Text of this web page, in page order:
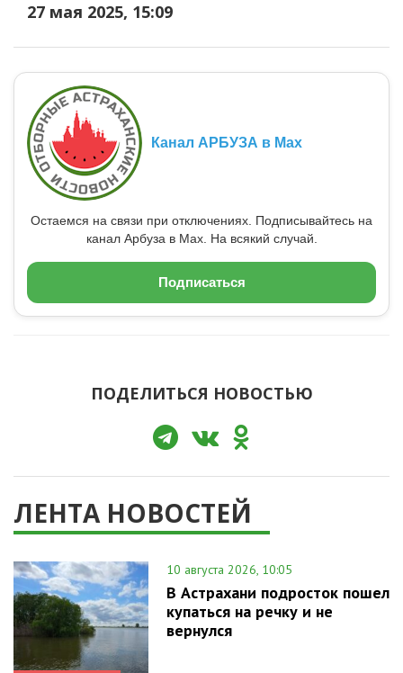
27 мая 2025, 15:09
Канал АРБУЗА в Max
Остаемся на связи при отключениях. Подписывайтесь на
канал Арбуза в Max. На всякий случай.
Подписаться
ПОДЕЛИТЬСЯ НОВОСТЬЮ
ЛЕНТА НОВОСТЕЙ
10 августа 2026, 10:05
В Астрахани подросток пошел
купаться на речку и не
вернулся